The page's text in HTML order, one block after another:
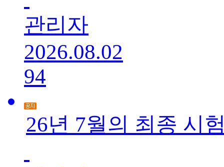
관리자
2026.08.02
94
26년 7월의 최종 시